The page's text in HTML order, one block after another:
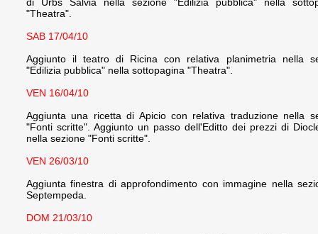
di Urbs Salvia nella sezione "Edilizia pubblica" nella
"Theatra".
SAB 17/04/10
Aggiunto il teatro di Ricina con relativa planimetria nella
"Edilizia pubblica" nella sottopagina "Theatra".
VEN 16/04/10
Aggiunta una ricetta di Apicio con relativa traduzione nella
"Fonti scritte". Aggiunto un passo dell'Editto dei prezzi di
nella sezione "Fonti scritte".
VEN 26/03/10
Aggiunta finestra di approfondimento con immagine nella
Septempeda.
DOM 21/03/10